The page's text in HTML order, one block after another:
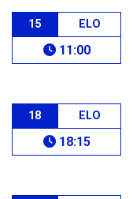
15 ELO
11:00
18 ELO
18:15